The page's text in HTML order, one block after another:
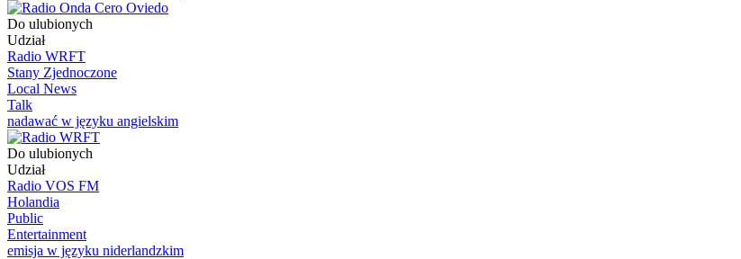
Do ulubionych
Udział
Radio WRFT
Stany Zjednoczone
Local News
Talk
nadawać w języku angielskim
Do ulubionych
Udział
Radio VOS FM
Holandia
Public
Entertainment
emisja w języku niderlandzkim